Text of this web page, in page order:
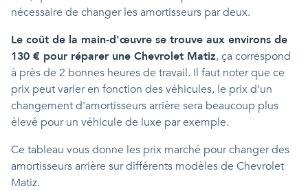
nécessaire de changer les amortisseurs par deux.
Le coût de la main-d'œuvre se trouve aux environs de
130 € pour réparer une Chevrolet Matiz, ça correspond
à près de 2 bonnes heures de travail. Il faut noter que ce
prix peut varier en fonction des véhicules, le prix d'un
changement d'amortisseurs arrière sera beaucoup plus
élevé pour un véhicule de luxe par exemple.
Ce tableau vous donne les prix marché pour changer des
amortisseurs arrière sur différents modèles de Chevrolet
Matiz.